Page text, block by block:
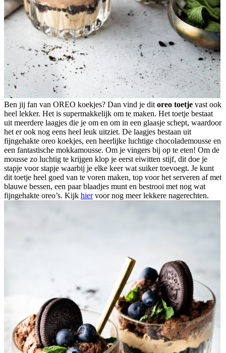
Ben jij fan van OREO koekjes? Dan vind je dit oreo toetje
heel lekker. Het is supermakkelijk om te maken. Het toetje bestaat
uit meerdere laagjes die je om en om in een glaasje schept, waardoor
het er ook nog eens heel leuk uitziet. De laagjes bestaan uit
fijngehakte oreo koekjes, een heerlijke luchtige chocolademousse en
een fantastische mokkamousse. Om je vingers bij op te eten! Om de
mousse zo luchtig te krijgen klop je eerst eiwitten stijf, dit doe je
stapje voor stapje waarbij je elke keer wat suiker toevoegt. Je kunt